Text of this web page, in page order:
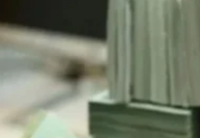
Cuba khiến 2